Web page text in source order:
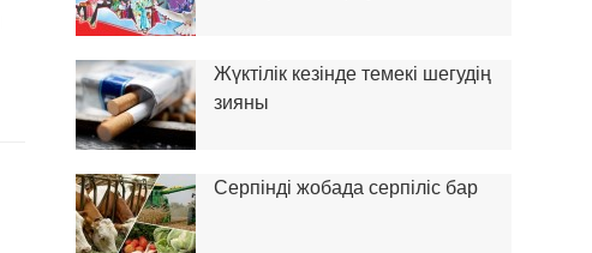
Жүктілік кезінде темекі шегудің
зияны
Серпінді жобада серпіліс бар